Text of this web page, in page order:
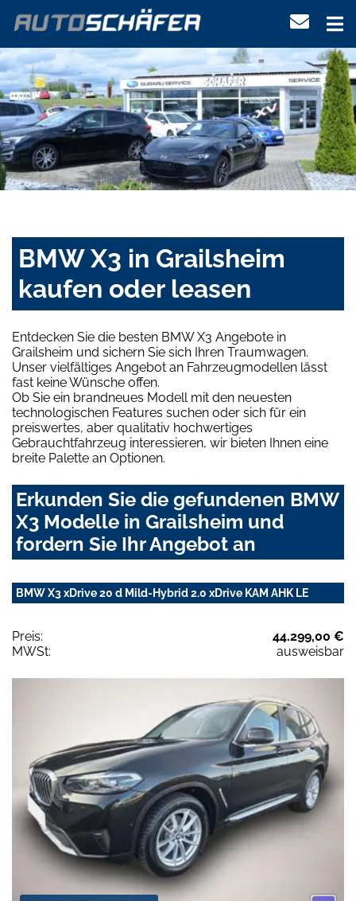
BMW X3 in Grailsheim
kaufen oder leasen
Entdecken Sie die besten BMW X3 Angebote in
Grailsheim und sichern Sie sich Ihren Traumwagen.
Unser vielfältiges Angebot an Fahrzeugmodellen lässt
fast keine Wünsche offen.
Ob Sie ein brandneues Modell mit den neuesten
technologischen Features suchen oder sich für ein
preiswertes, aber qualitativ hochwertiges
Gebrauchtfahrzeug interessieren, wir bieten Ihnen eine
breite Palette an Optionen.
Erkunden Sie die gefundenen BMW
X3 Modelle in Grailsheim und
fordern Sie Ihr Angebot an
BMW X3 xDrive 20 d Mild-Hybrid 2.0 xDrive KAM AHK LE
Preis:
44.299,00 €
MWSt:
ausweisbar